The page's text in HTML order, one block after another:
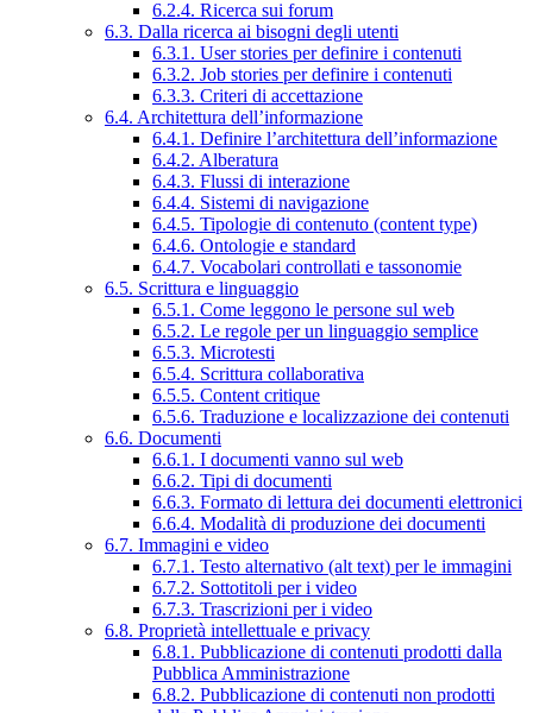
6.2.4. Ricerca sui forum
6.3. Dalla ricerca ai bisogni degli utenti
6.3.1. User stories per definire i contenuti
6.3.2. Job stories per definire i contenuti
6.3.3. Criteri di accettazione
6.4. Architettura dell’informazione
6.4.1. Definire l’architettura dell’informazione
6.4.2. Alberatura
6.4.3. Flussi di interazione
6.4.4. Sistemi di navigazione
6.4.5. Tipologie di contenuto (content type)
6.4.6. Ontologie e standard
6.4.7. Vocabolari controllati e tassonomie
6.5. Scrittura e linguaggio
6.5.1. Come leggono le persone sul web
6.5.2. Le regole per un linguaggio semplice
6.5.3. Microtesti
6.5.4. Scrittura collaborativa
6.5.5. Content critique
6.5.6. Traduzione e localizzazione dei contenuti
6.6. Documenti
6.6.1. I documenti vanno sul web
6.6.2. Tipi di documenti
6.6.3. Formato di lettura dei documenti elettronici
6.6.4. Modalità di produzione dei documenti
6.7. Immagini e video
6.7.1. Testo alternativo (alt text) per le immagini
6.7.2. Sottotitoli per i video
6.7.3. Trascrizioni per i video
6.8. Proprietà intellettuale e privacy
6.8.1. Pubblicazione di contenuti prodotti dalla
Pubblica Amministrazione
6.8.2. Pubblicazione di contenuti non prodotti